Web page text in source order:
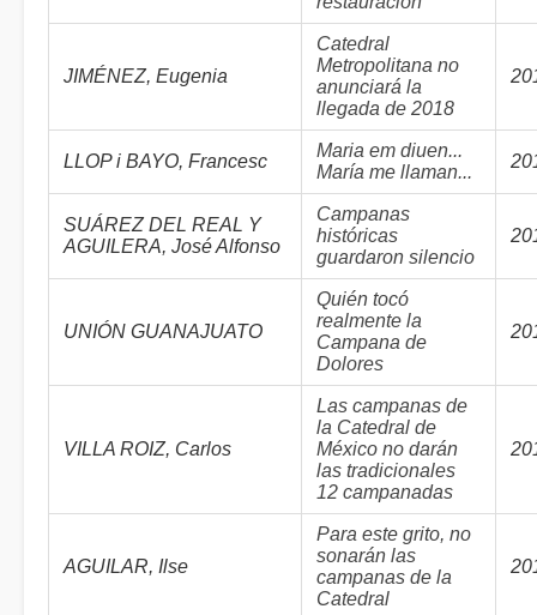
JIMÉNEZ, Eugenia
Catedral
Metropolitana no
anunciará la
llegada de 2018
LLOP i BAYO, Francesc
Maria em diuen...
María me llaman...
SUÁREZ DEL REAL Y
AGUILERA, José Alfonso
Campanas
históricas
guardaron silencio
UNIÓN GUANAJUATO
Quién tocó
realmente la
Campana de
Dolores
VILLA ROIZ, Carlos
Las campanas de
la Catedral de
México no darán
las tradicionales
12 campanadas
AGUILAR, Ilse
Para este grito, no
sonarán las
campanas de la
Catedral